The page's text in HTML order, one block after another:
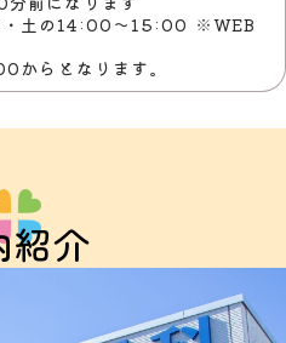
・土の14:00～15:00 ※WEB
からとなります。
紹介